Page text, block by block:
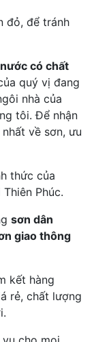
đỏ, để tránh
có chất
quý vị đang
nhà của
tôi. Để nhận
về sơn, ưu
thức của
Phúc.
sơn dân
giao thông
kết hàng
rẻ, chất lượng